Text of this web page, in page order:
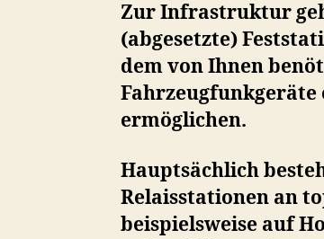
Zur Infrastruktur
(abgesetzte)
dem von Ihnen
ermöglichen.
Hauptsächlich
Relaisstationen an
beispielsweise auf